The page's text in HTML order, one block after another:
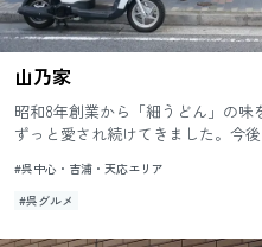
山乃家
昭和8年創業から「細うどん」の
ずっと愛され続けてきました。今
#呉中心・吉浦・天応エリア
#呉グルメ